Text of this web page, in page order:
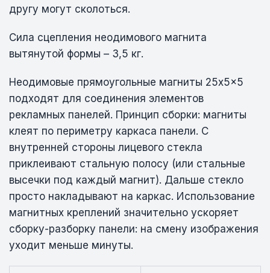
другу могут сколоться.
Сила сцепления неодимового магнита
вытянутой формы – 3,5 кг.
Неодимовые прямоугольные магниты 25x5x5
подходят для соединения элементов
рекламных панелей. Принцип сборки: магниты
клеят по периметру каркаса панели. С
внутренней стороны лицевого стекла
приклеивают стальную полосу (или стальные
высечки под каждый магнит). Дальше стекло
просто накладывают на каркас. Использование
магнитных креплений значительно ускоряет
сборку-разборку панели: на смену изображения
уходит меньше минуты.